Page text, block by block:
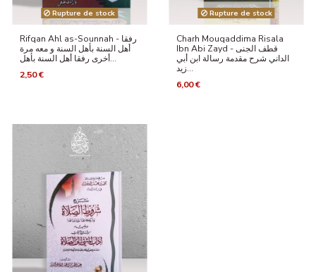
Rupture de stock
Rifqan Ahl as-Sounnah - رفقا
أهل السنة بأهل السنة و معه مرة
أخرى رفقا أهل السنة بأهل...
2,50 €
Rupture de stock
Charh Mouqaddima Risala
Ibn Abi Zayd - قطف الجنى
الداني شرح مقدمة رسالة ابن أبي
زيد...
6,00 €